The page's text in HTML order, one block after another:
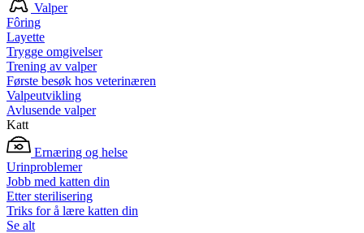
Valper
Fôring
Layette
Trygge omgivelser
Trening av valper
Første besøk hos veterinæren
Valpeutvikling
Avlusende valper
Katt
Ernæring og helse
Urinproblemer
Jobb med katten din
Etter sterilisering
Triks for å lære katten din
Se alt